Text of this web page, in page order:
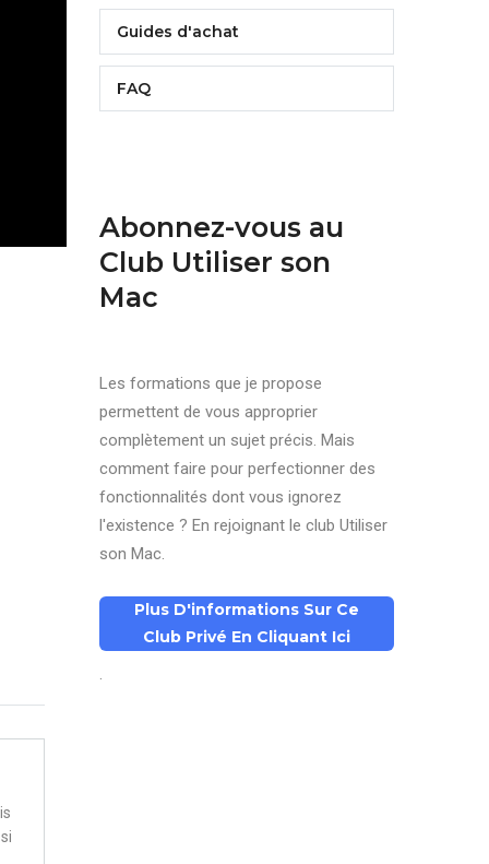
Guides d'achat
FAQ
Abonnez-vous au
Club Utiliser son
Mac
Les formations que je propose
permettent de vous approprier
complètement un sujet précis. Mais
comment faire pour perfectionner des
fonctionnalités dont vous ignorez
l'existence ? En rejoignant le club Utiliser
son Mac.
Plus D'informations Sur Ce
Club Privé En Cliquant Ici
.